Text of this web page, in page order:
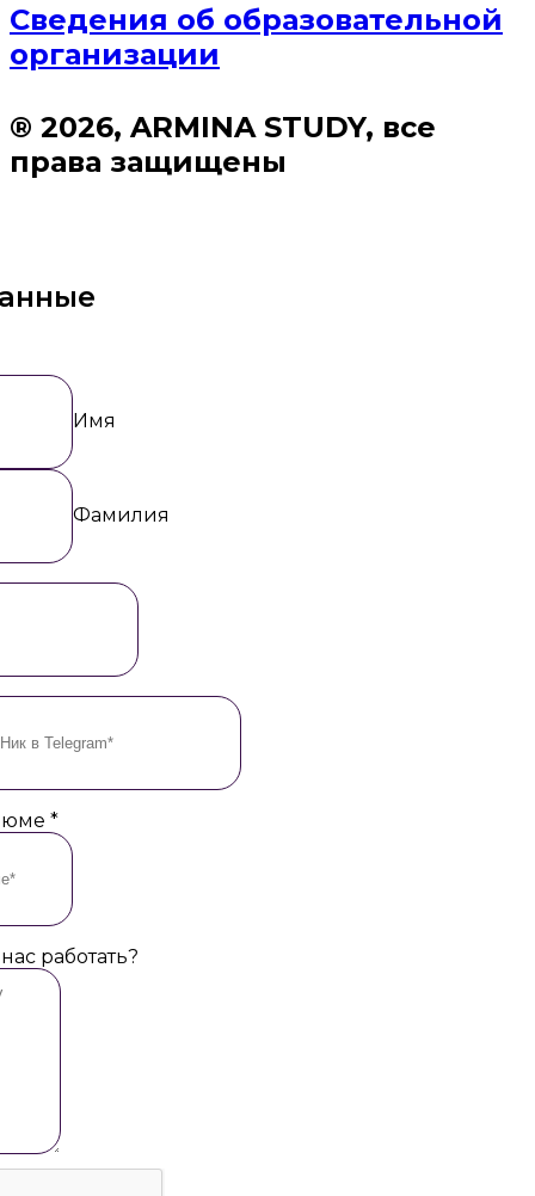
Сведения об образовательной
организации
® 2026, ARMINA STUDY, все
права защищены
Имя
Фамилия
*
работать?